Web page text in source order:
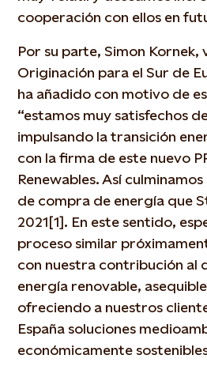
cooperación con ellos en
Por su parte, Simon
Originación para el Sur de
ha añadido con motivo de
“estamos muy satisfechos
impulsando la transición
con la firma de este nuevo
Renewables. Así
de compra de energía que
2021[1]. En este sentido,
proceso similar
con nuestra contribución al
energía renovable,
ofreciendo a nuestros
España soluciones
económicamente